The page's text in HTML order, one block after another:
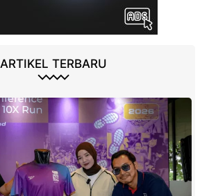
ARTIKEL TERBARU